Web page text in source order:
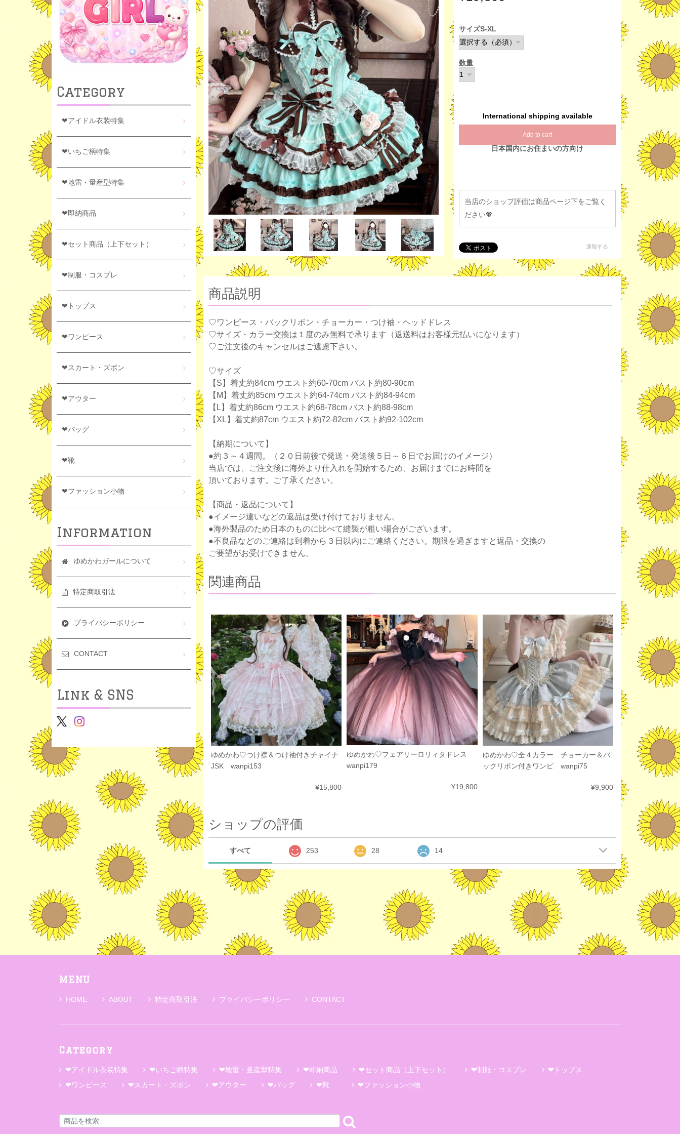
サイズS-XL
数量
International shipping available
Add to cart
日本国内にお住まいの方向け
当店のショップ評価は商品ページ下をご覧く
ださい💖
通報する
商品説明
♡ワンピース・バックリボン・チョーカー・つけ袖・ヘッドドレス
♡サイズ・カラー交換は１度のみ無料で承ります（返送料はお客様元払いになります）
♡ご注文後のキャンセルはご遠慮下さい。
♡サイズ
【S】着丈約84cm ウエスト約60-70cm バスト約80-90cm
【M】着丈約85cm ウエスト約64-74cm バスト約84-94cm
【L】着丈約86cm ウエスト約68-78cm バスト約88-98cm
【XL】着丈約87cm ウエスト約72-82cm バスト約92-102cm
【納期について】
●約３～４週間。（２０日前後で発送・発送後５日～６日でお届けのイメージ）
当店では、ご注文後に海外より仕入れを開始するため、お届けまでにお時間を
頂いております。ご了承ください。
【商品・返品について】
●イメージ違いなどの返品は受け付けておりません。
●海外製品のため日本のものに比べて縫製が粗い場合がございます。
●不良品などのご連絡は到着から３日以内にご連絡ください。期限を過ぎますと返品・交換の
ご要望がお受けできません。
関連商品
ゆめかわ♡つけ襟＆つけ袖付きチャイナ
JSK wanpi153
¥15,800
ゆめかわ♡フェアリーロリィタドレス
wanpi179
¥19,800
ゆめかわ♡全４カラー チョーカー＆バ
ックリボン付きワンピ wanpi75
¥9,900
ショップの評価
すべて 253 28 14
Category
❤アイドル衣装特集
❤いちご柄特集
❤地雷・量産型特集
❤即納商品
❤セット商品（上下セット）
❤制服・コスプレ
❤トップス
❤ワンピース
❤スカート・ズボン
❤アウター
❤バッグ
❤靴
❤ファッション小物
Information
ゆめかわガールについて
特定商取引法
プライバシーポリシー
CONTACT
Link & SNS
MENU
HOME ABOUT 特定商取引法 プライバシーポリシー CONTACT
Category
❤アイドル衣装特集 ❤いちご柄特集 ❤地雷・量産型特集 ❤即納商品 ❤セット商品（上下セット） ❤制服・コスプレ
❤トップス
❤ワンピース
❤スカート・ズボン ❤アウター ❤バッグ ❤靴 ❤ファッション小物